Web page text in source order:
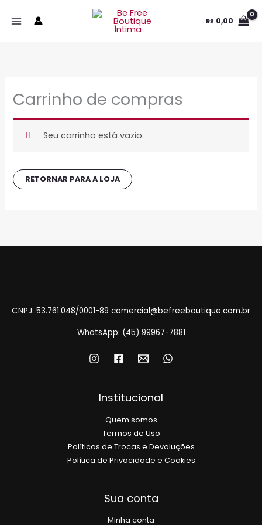
para
R$ 0,00
Carrinho de compras
Seu carrinho está vazio.
RETORNAR PARA A LOJA
CNPJ: 53.761.048/0001-89 comercial@befreeboutique.com.br
WhatsApp: (45) 99967-7881
Institucional
Quem somos
Termos de Uso
Políticas de Trocas e Devoluções
Política de Privacidade e Cookies
Sua conta
Minha conta